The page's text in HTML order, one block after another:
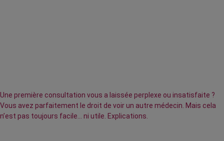
Une première consultation vous a laissée perplexe ou insatisfaite ?
Vous avez parfaitement le droit de voir un autre médecin. Mais cela
n’est pas toujours facile… ni utile. Explications.